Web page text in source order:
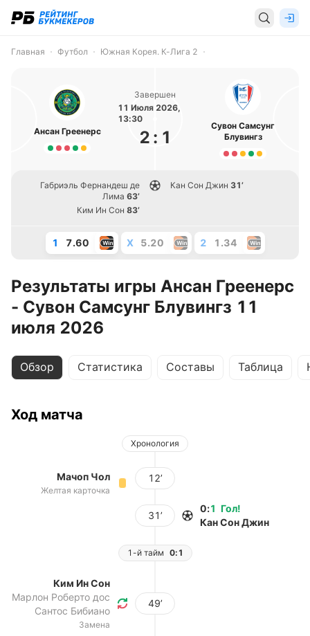
Главная Футбол Южная Корея. К-Лига 2
Ансан Греенерс
Завершен
11 Июля 2026,
13:30
2 : 1
Сувон Самсунг
Блувингз
Габриэль Фернандеш де
Лима 63’
Ким Ин Сон 83’
Кан Сон Джин 31’
1 7.60 X 5.20 2 1.34
Результаты игры Ансан Греенерс
- Сувон Самсунг Блувингз 11
июля 2026
Обзор Статистика Составы Таблица
Ход матча
Хронология
Мачоп Чол
Желтая карточка
12’
31’
Гол!
0:1
Кан Сон Джин
1-й тайм 0:1
Ким Ин Сон
Марлон Роберто дос
Сантос Бибиано
Замена
49’